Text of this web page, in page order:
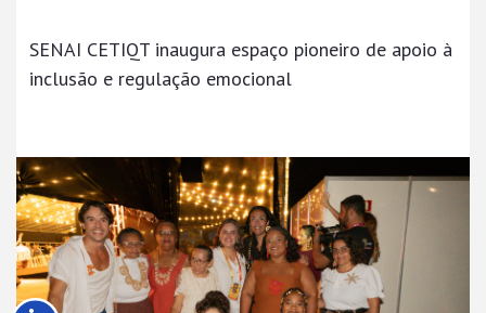
SENAI CETIQT inaugura espaço pioneiro de apoio à
inclusão e regulação emocional